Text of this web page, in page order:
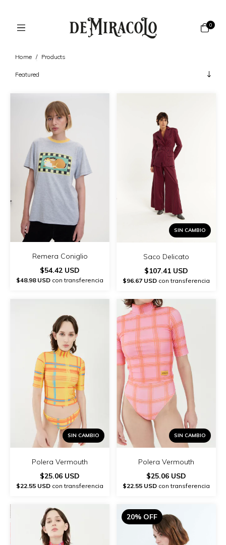
0
Home / Products
Remera Coniglio
$54.42 USD
$48.98 USD con transferencia
SIN CAMBIO
Saco Delicato
$107.41 USD
$96.67 USD con transferencia
SIN CAMBIO
Polera Vermouth
$25.06 USD
$22.55 USD con transferencia
SIN CAMBIO
Polera Vermouth
$25.06 USD
$22.55 USD con transferencia
20% OFF